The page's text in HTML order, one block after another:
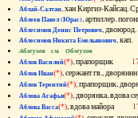
Аблай-Салтан, хан Киргиз-
Аблеев Павел (Юрас), артиллер.
Аблесимов Денис Петрович,
Аблесимов Никита Емельянович,
Аблеухов см. Облеухов
Аблов Василий(*), прапорщик
Аблов Иван(*), сержант гв.,
Аблов Терентий(*), прапорщик,
Аблова Агафья(*), дворянка,
Аблова Васса(*), вдова майора